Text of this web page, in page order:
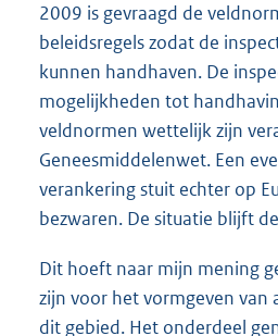
2009 is gevraagd de
beleidsregels zodat de
kunnen handhaven. De
mogelijkheden tot
veldnormen wettelijk zijn
Geneesmiddelenwet. Een
verankering stuit echter op
bezwaren. De situatie blijft
Dit hoeft naar mijn mening
zijn voor het vormgeven van
dit gebied. Het onderdeel